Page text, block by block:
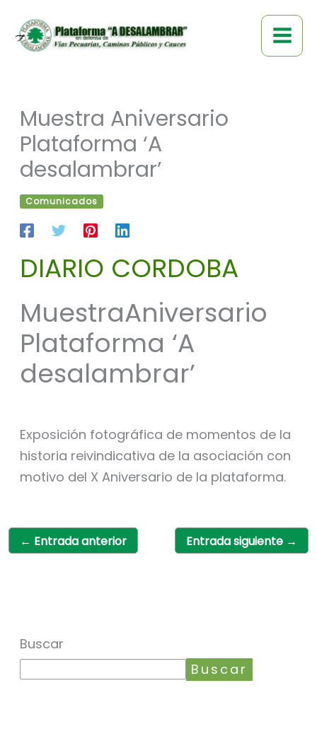
contenido
Muestra Aniversario
Plataforma ‘A
desalambrar’
Comunicados
DIARIO CORDOBA
MuestraAniversario
Plataforma ‘A
desalambrar’
Exposición fotográfica de momentos de la
historia reivindicativa de la asociación con
motivo del X Aniversario de la plataforma.
← Entrada anterior Entrada siguiente →
Buscar
Buscar